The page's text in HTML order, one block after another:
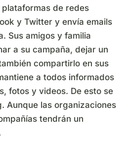
de redes
y Twitter y envía emails
Sus amigos y familia
a su campaña, dejar un
compartirlo en sus
a todos informados
fotos y videos. De esto se
Aunque las organizaciones
tendrán un